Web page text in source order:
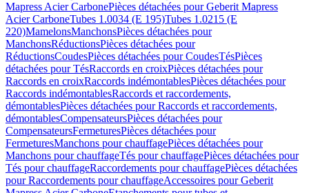
Mapress Acier CarbonePièces détachées pour Geberit Mapress
Acier CarboneTubes 1.0034 (E 195)Tubes 1.0215 (E
220)MamelonsManchonsPièces détachées pour
ManchonsRéductionsPièces détachées pour
RéductionsCoudesPièces détachées pour CoudesTésPièces
détachées pour TésRaccords en croixPièces détachées pour
Raccords en croixRaccords indémontablesPièces détachées pour
Raccords indémontablesRaccords et raccordements,
démontablesPièces détachées pour Raccords et raccordements,
démontablesCompensateursPièces détachées pour
CompensateursFermeturesPièces détachées pour
FermeturesManchons pour chauffagePièces détachées pour
Manchons pour chauffageTés pour chauffagePièces détachées pour
Tés pour chauffageRaccordements pour chauffagePièces détachées
pour Raccordements pour chauffageAccessoires pour Geberit